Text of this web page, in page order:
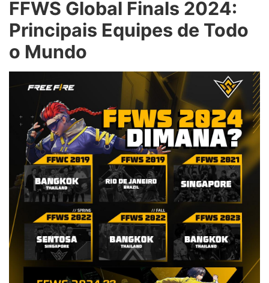
FFWS Global Finals 2024:
Principais Equipes de Todo
o Mundo